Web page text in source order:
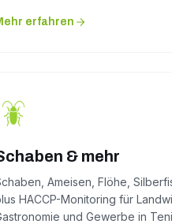
erfahren
& mehr
Ameisen, Flöhe,
HACCP-Monitoring für
und Gewerbe in